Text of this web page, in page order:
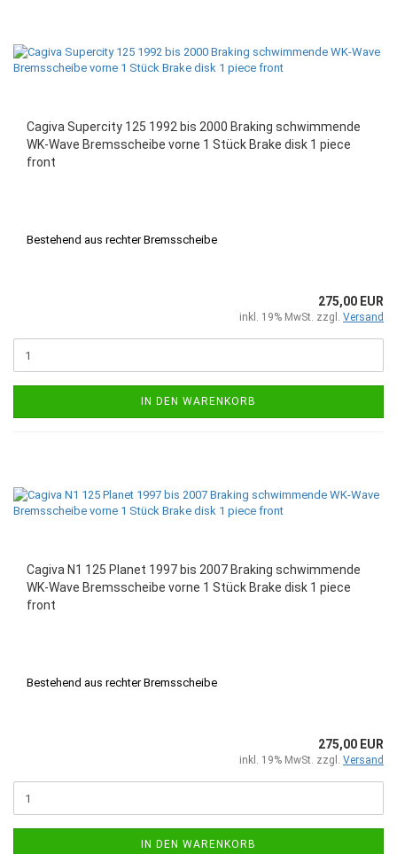
Cagiva Supercity 125 1992 bis 2000 Braking schwimmende
WK-Wave Bremsscheibe vorne 1 Stück Brake disk 1 piece
front
Bestehend aus rechter Bremsscheibe
275,00 EUR
inkl. 19% MwSt. zzgl. Versand
IN DEN WARENKORB
Cagiva N1 125 Planet 1997 bis 2007 Braking schwimmende
WK-Wave Bremsscheibe vorne 1 Stück Brake disk 1 piece
front
Bestehend aus rechter Bremsscheibe
275,00 EUR
inkl. 19% MwSt. zzgl. Versand
IN DEN WARENKORB